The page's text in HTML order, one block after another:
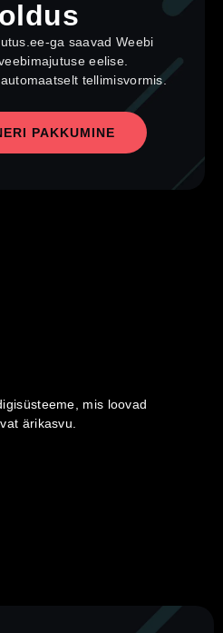
ga saavad Weebi
eelise.
tellimisvormis.
PAKKUMINE
mis loovad
ärikasvu.